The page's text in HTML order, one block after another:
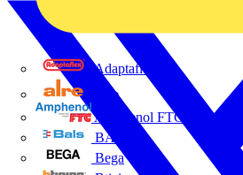
Adaptaflex
Alre
Amphenol FTG
BALS
Bega